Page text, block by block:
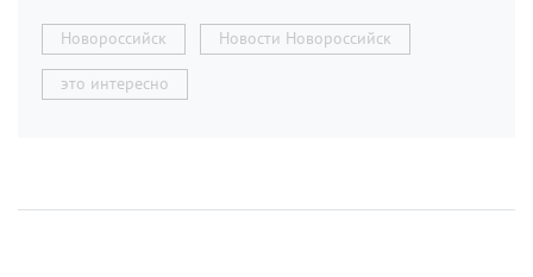
Новороссийск Новости Новороссийск
это интересно